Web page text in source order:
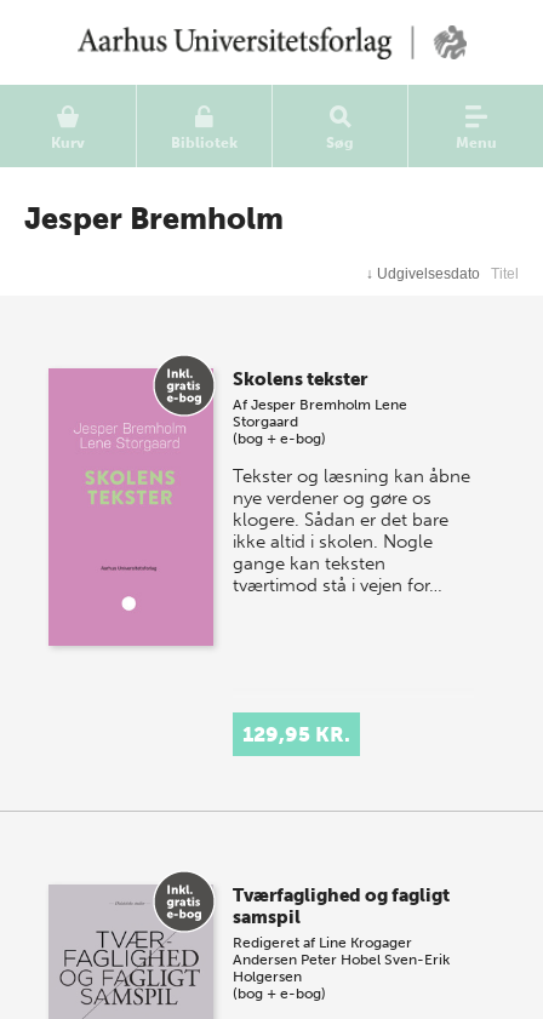
Kurv Bibliotek Søg Menu
Jesper Bremholm
↓ Udgivelsesdato Titel
Skolens tekster
AfJesper Bremholm Lene
Storgaard
(bog + e-bog)
Tekster og læsning kan åbne
nye verdener og gøre os
klogere. Sådan er det bare
ikke altid i skolen. Nogle
gange kan teksten
tværtimod stå i vejen for…
129,95 KR.
Tværfaglighed og fagligt
samspil
Redigeret af Line Krogager
Andersen Peter Hobel Sven-Erik
Holgersen
(bog + e-bog)